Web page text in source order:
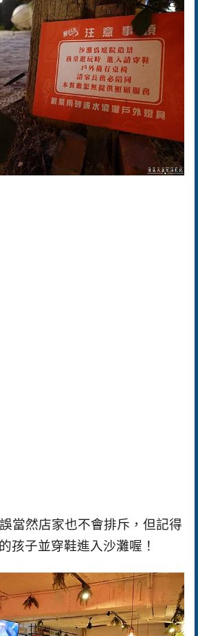
當然店家也不會排斥，但記得
孩子並穿鞋進入沙灘喔！